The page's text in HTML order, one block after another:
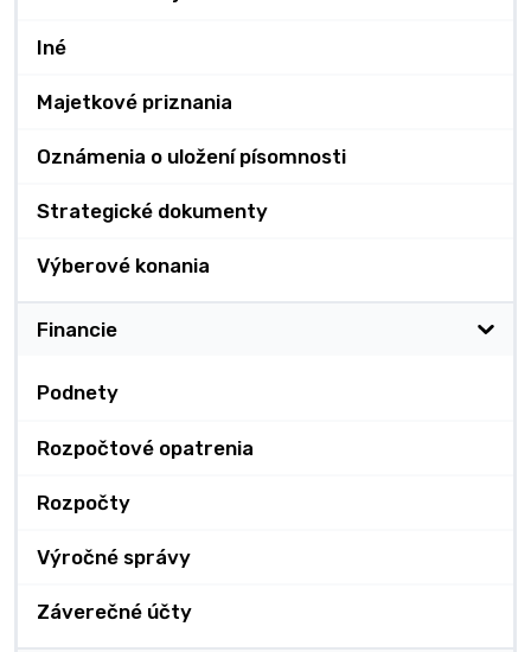
Iné
Majetkové priznania
Oznámenia o uložení písomnosti
Strategické dokumenty
Výberové konania
Financie
Podnety
Rozpočtové opatrenia
Rozpočty
Výročné správy
Záverečné účty